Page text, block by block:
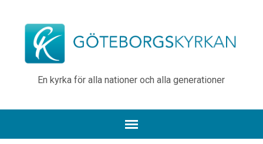
En kyrka för alla nationer och alla generationer